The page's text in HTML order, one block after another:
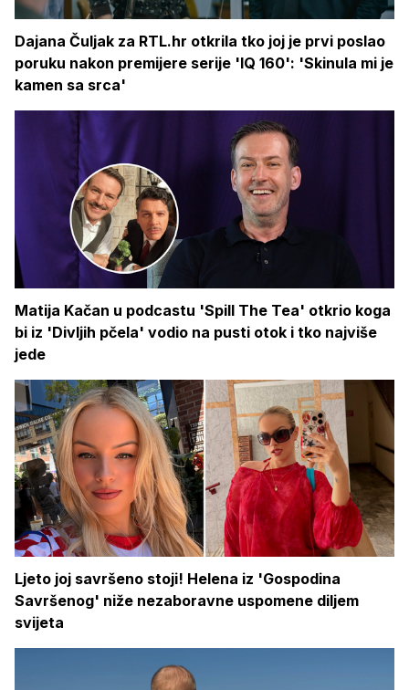
Dajana Čuljak za RTL.hr otkrila tko joj je prvi poslao
poruku nakon premijere serije 'IQ 160': 'Skinula mi je
kamen sa srca'
Matija Kačan u podcastu 'Spill The Tea' otkrio koga
bi iz 'Divljih pčela' vodio na pusti otok i tko najviše
jede
Ljeto joj savršeno stoji! Helena iz 'Gospodina
Savršenog' niže nezaboravne uspomene diljem
svijeta